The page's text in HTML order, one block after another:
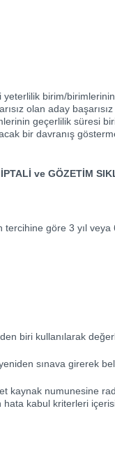
birim/birimlerinin
olan aday
geçerlilik süresi
bir davranış
ve GÖZETİM
göre 3 yıl veya
biri kullanılarak
sınava girerek
kaynak numunesine
kabul kriterleri